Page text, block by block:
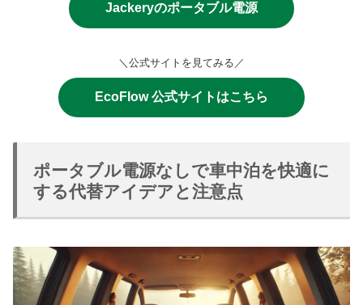
Jackeryのポータブル電源
＼公式サイトを見てみる／
EcoFlow 公式サイトはこちら
ポータブル電源なしで車中泊を快適に
する代替アイデアと注意点